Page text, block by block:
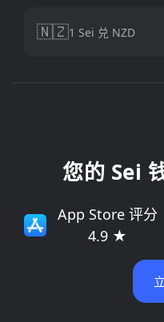
🇳🇿1 Sei 兑 NZD
您的 Sei
App Store 评分
4.9 ★